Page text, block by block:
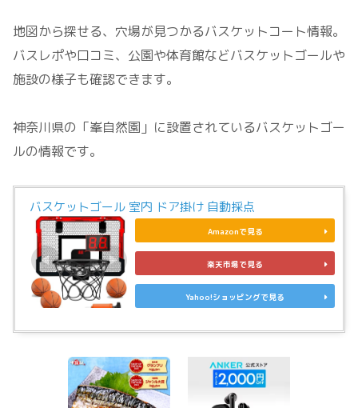
地図から探せる、穴場が見つかるバスケットコート情報。
バスレポや口コミ、公園や体育館などバスケットゴールや
施設の様子も確認できます。
神奈川県の「峯自然園」に設置されているバスケットゴー
ルの情報です。
バスケットゴール 室内 ドア掛け 自動採点
Amazonで見る
楽天市場で見る
Yahoo!ショッピングで見る